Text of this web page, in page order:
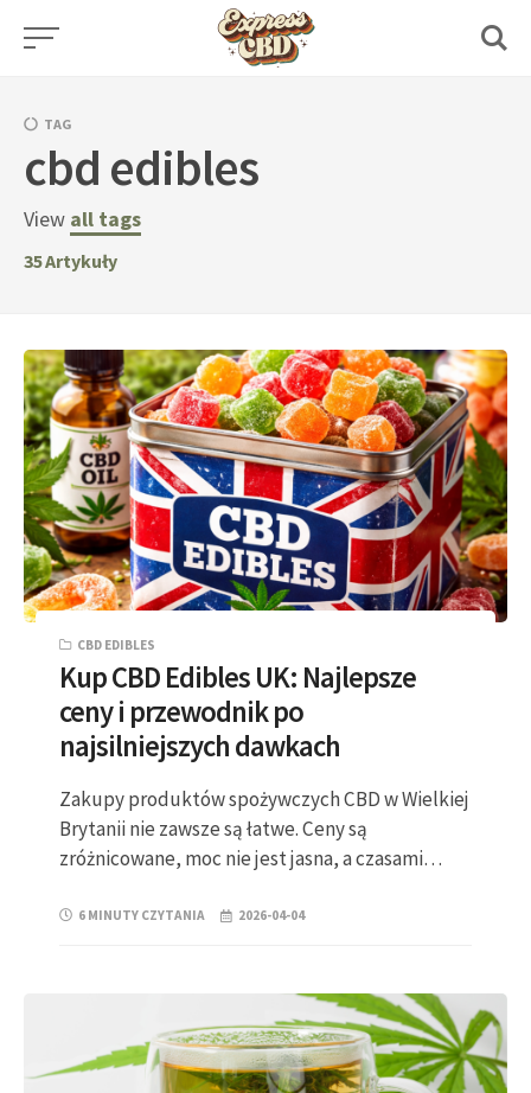
Skip
TAG
cbd edibles
View all tags
35Artykuły
CBD EDIBLES
Kup CBD Edibles UK: Najlepsze
ceny i przewodnik po
najsilniejszych dawkach
Zakupy produktów spożywczych CBD w Wielkiej
Brytanii nie zawsze są łatwe. Ceny są
zróżnicowane, moc nie jest jasna, a czasami…
6 MINUTY CZYTANIA 2026-04-04